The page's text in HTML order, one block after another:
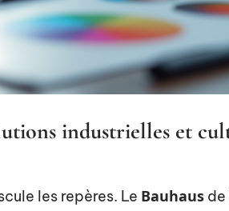
industrielles et
les repères. Le Bauhaus de